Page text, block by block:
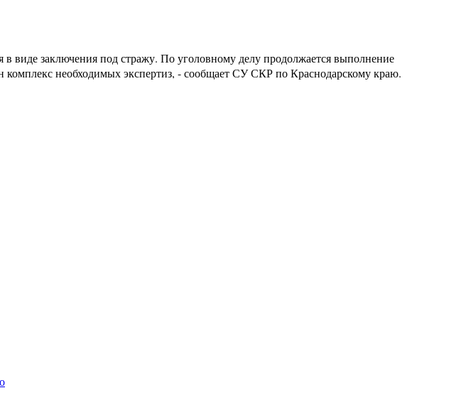
в виде заключения под стражу. По уголовному делу продолжается выполнение
комплекс необходимых экспертиз, - сообщает СУ СКР по Краснодарскому краю.